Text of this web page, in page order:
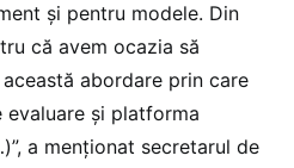
și pentru modele. Din
că avem ocazia să
abordare prin care
și platforma
a menționat secretarul de